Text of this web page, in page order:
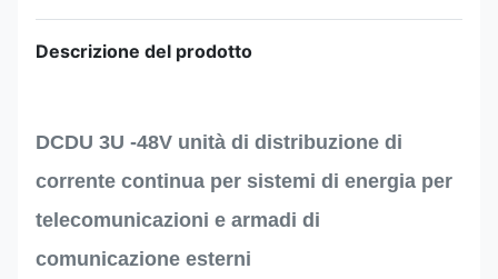
Descrizione del prodotto
DCDU 3U -48V unità di distribuzione di
corrente continua per sistemi di energia per
telecomunicazioni e armadi di
comunicazione esterni